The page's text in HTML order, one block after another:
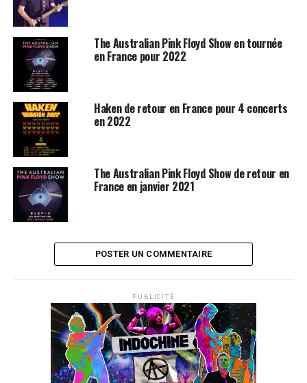
The Australian Pink Floyd Show en tournée
en France pour 2022
Haken de retour en France pour 4 concerts
en 2022
The Australian Pink Floyd Show de retour en
France en janvier 2021
POSTER UN COMMENTAIRE
PUBLICITÉ